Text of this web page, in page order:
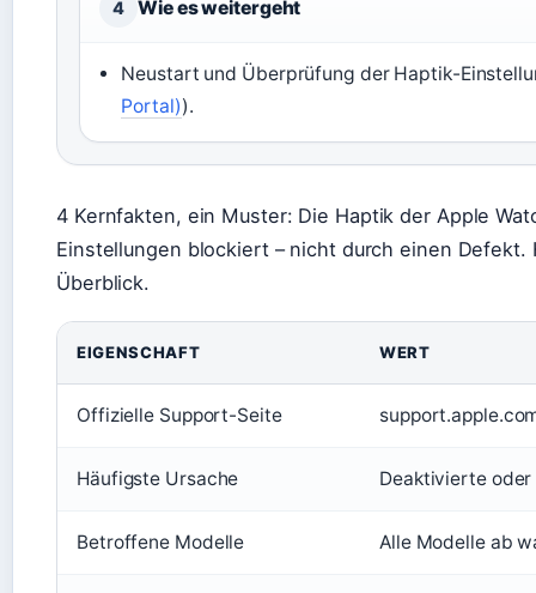
4 Wie es weitergeht
Neustart und Überprüfung der Haptik-
Portal)).
4 Kernfakten, ein Muster: Die Haptik der Apple
Einstellungen blockiert – nicht durch einen
Überblick.
EIGENSCHAFT WERT
Offizielle Support-Seite
Häufigste Ursache Deaktivierte
Betroffene Modelle Alle Modelle ab